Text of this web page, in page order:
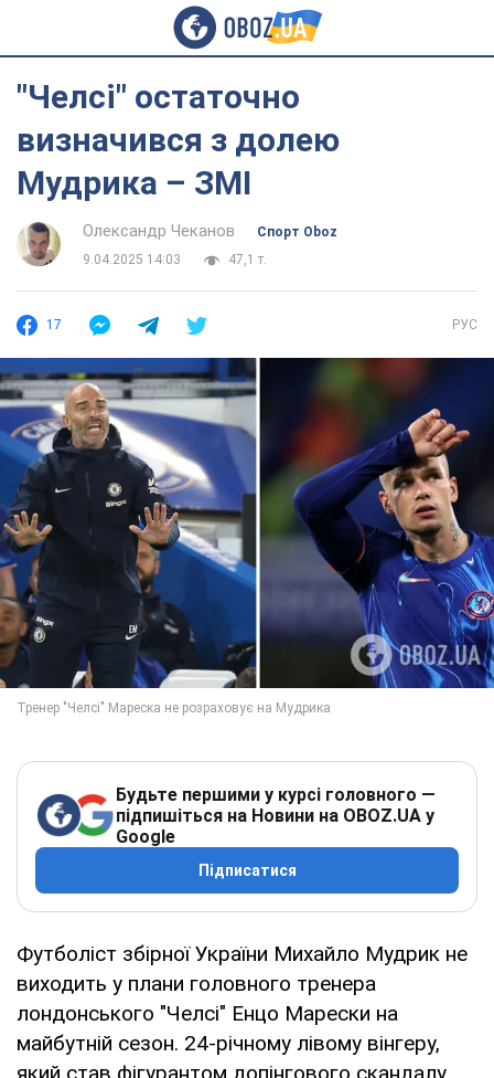
"Челсі" остаточно
визначився з долею
Мудрика – ЗМІ
Олександр Чеканов
Спорт Oboz
9.04.2025 14:03
47,1 т.
17 РУС
Будьте першими у курсі головного —
підпишіться на Новини на OBOZ.UA у
Google
Підписатися
Футболіст збірної України Михайло Мудрик не
виходить у плани головного тренера
лондонського "Челсі" Енцо Марески на
майбутній сезон. 24-річному лівому вінгеру,
який став фігурантом допінгового скандалу,